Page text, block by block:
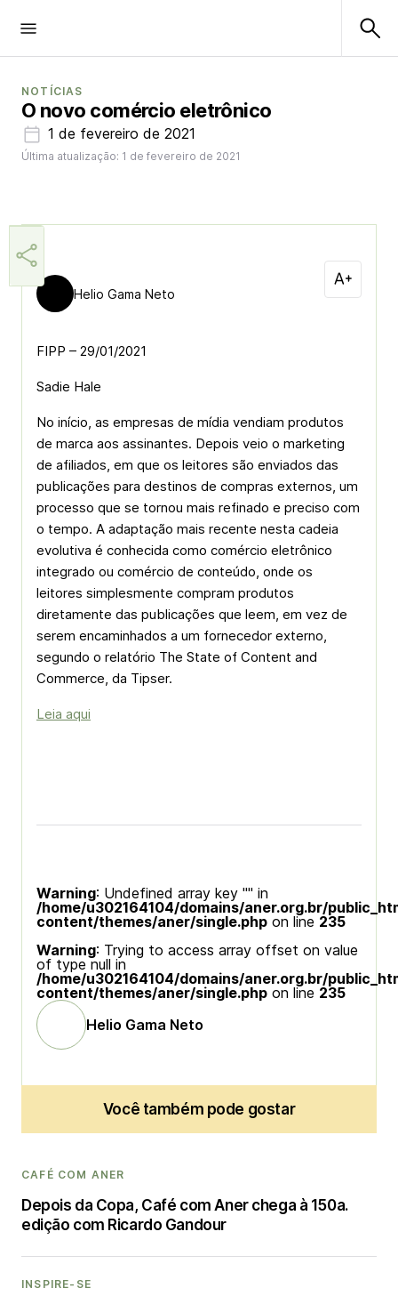
NOTÍCIAS
O novo comércio eletrônico
1 de fevereiro de 2021
Última atualização: 1 de fevereiro de 2021
Helio Gama Neto
FIPP – 29/01/2021
Sadie Hale
No início, as empresas de mídia vendiam produtos
de marca aos assinantes. Depois veio o marketing
de afiliados, em que os leitores são enviados das
publicações para destinos de compras externos, um
processo que se tornou mais refinado e preciso com
o tempo. A adaptação mais recente nesta cadeia
evolutiva é conhecida como comércio eletrônico
integrado ou comércio de conteúdo, onde os
leitores simplesmente compram produtos
diretamente das publicações que leem, em vez de
serem encaminhados a um fornecedor externo,
segundo o relatório The State of Content and
Commerce, da Tipser.
Leia aqui
Warning: Undefined array key "" in
/home/u302164104/domains/aner.org.br/
content/themes/aner/single.php on line 235
Warning: Trying to access array offset on value
of type null in
/home/u302164104/domains/aner.org.br/
content/themes/aner/single.php on line 235
Helio Gama Neto
Você também pode gostar
CAFÉ COM ANER
Depois da Copa, Café com Aner chega à 150a.
edição com Ricardo Gandour
INSPIRE-SE